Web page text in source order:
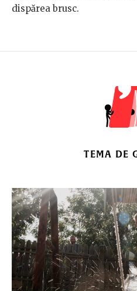
dispărea brusc.
TEMA DE